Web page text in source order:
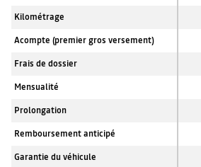
Kilométrage
Acompte (premier gros versement)
Frais de dossier
Mensualité
Prolongation
Remboursement anticipé
Garantie du véhicule